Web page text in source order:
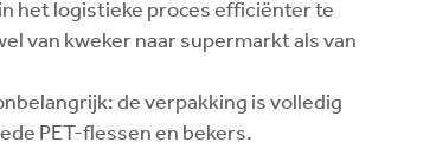
het logistieke proces efficiënter te
van kweker naar supermarkt als van
de verpakking is volledig
PET-flessen en bekers.